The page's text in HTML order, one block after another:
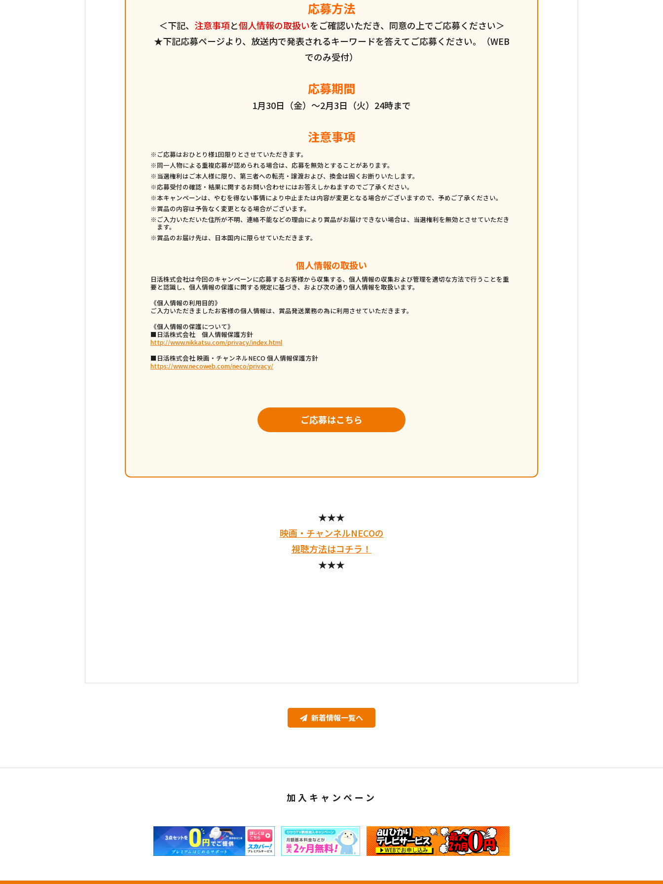
応募方法
＜下記、 注意事項と個人情報の取扱いをご確認いただき、同意の上でご応募ください＞
★下記応募ページより、放送内で発表されるキーワードを答えてご応募ください。（WEB
でのみ受付）
応募期間
1月30日（金）～2月3日（火）24時まで
注意事項
※ご応募はおひとり様1回限りとさせていただきます。
※同一人物による重複応募が認められる場合は、応募を無効とすることがあります。
※当選権利はご本人様に限り、第三者への転売・譲渡および、換金は固くお断りいたします。
※応募受付の確認・結果に関するお問い合わせにはお答えしかねますのでご了承ください。
※本キャンペーンは、やむを得ない事情により中止または内容が変更となる場合がございますので、予めご了承ください。
※賞品の内容は予告なく変更となる場合がございます。
※ご入力いただいた住所が不明、連絡不能などの理由により賞品がお届けできない場合は、当選権利を無効とさせていただき
ます。
※賞品のお届け先は、日本国内に限らせていただきます。
個人情報の取扱い
日活株式会社は今回のキャンペーンに応募するお客様から収集する、個人情報の収集および管理を適切な方法で行うことを重
要と認識し、個人情報の保護に関する規定に基づき、および次の通り個人情報を取扱います。
《個人情報の利用目的》
ご入力いただきましたお客様の個人情報は、賞品発送業務の為に利用させていただきます。
《個人情報の保護について》
■日活株式会社 個人情報保護方針
http://www.nikkatsu.com/privacy/index.html
■日活株式会社 映画・チャンネルNECO 個人情報保護方針
https://www.necoweb.com/neco/privacy/
ご応募はこちら
★★★
映画・チャンネルNECOの
視聴方法はコチラ！
★★★
新着情報一覧へ
加入キャンペーン